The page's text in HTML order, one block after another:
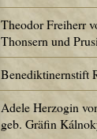
Theodor Freiherr
Thonsern und
Benediktinernstift
Adele Herzogin
geb. Gräfin